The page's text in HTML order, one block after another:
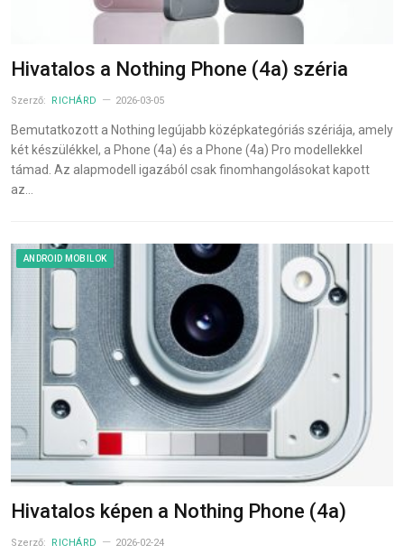
Hivatalos a Nothing Phone (4a) széria
Szerző: RICHÁRD 2026-03-05
Bemutatkozott a Nothing legújabb középkategóriás szériája, amely
két készülékkel, a Phone (4a) és a Phone (4a) Pro modellekkel
támad. Az alapmodell igazából csak finomhangolásokat kapott
az…
ANDROID MOBILOK
Hivatalos képen a Nothing Phone (4a)
Szerző: RICHÁRD 2026-02-24